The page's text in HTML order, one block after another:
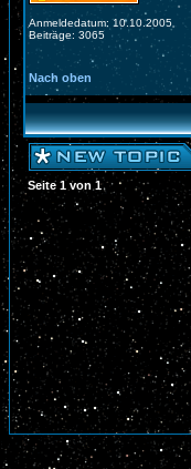
Anmeldedatum: 10.10.2005
Beiträge: 3065
Nach oben
Seite 1 von 1